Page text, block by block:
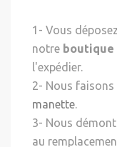
1- Vous
notre boutique
l'expédier.
2- Nous
manette
3- Nous
au